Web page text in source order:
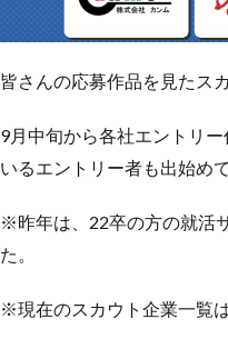
皆さんの応募作品を見たス
9月中旬から各社エントリ
いるエントリー者も出始め
※昨年は、22卒の方の就活
た。
※現在のスカウト企業一覧